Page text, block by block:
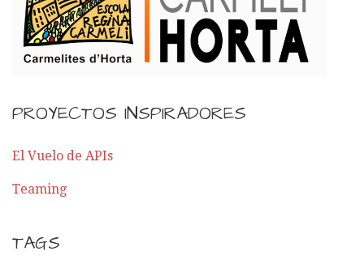
PROYECTOS INSPIRADORES
El Vuelo de APIs
Teaming
TAGS